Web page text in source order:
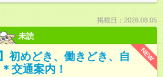
掲載日：2026.08.05
未読
NEW
初めどき、働きどき、自
交通案内！